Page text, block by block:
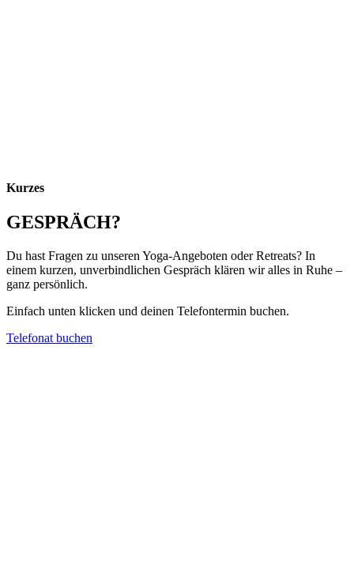
Kurzes
GESPRÄCH?
Du hast Fragen zu unseren Yoga-Angeboten oder Retreats? In
einem kurzen, unverbindlichen Gespräch klären wir alles in Ruhe –
ganz persönlich.
Einfach unten klicken und deinen Telefontermin buchen.
Telefonat buchen